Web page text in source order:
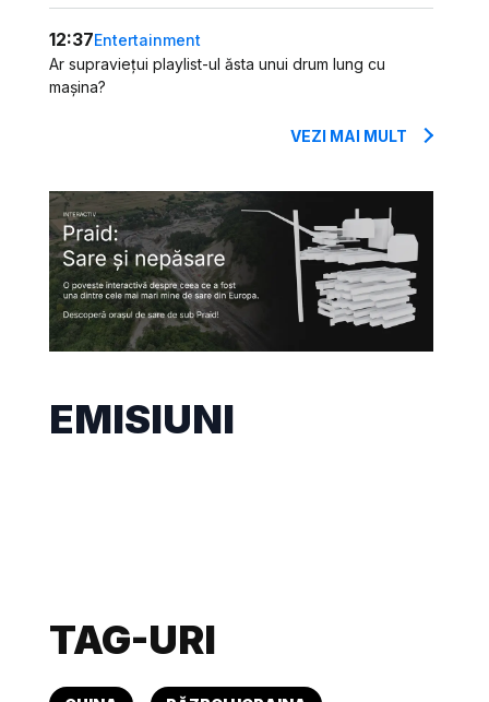
12:37Entertainment
Ar supraviețui playlist-ul ăsta unui drum lung cu
mașina?
VEZI MAI MULT
EMISIUNI
TAG-URI